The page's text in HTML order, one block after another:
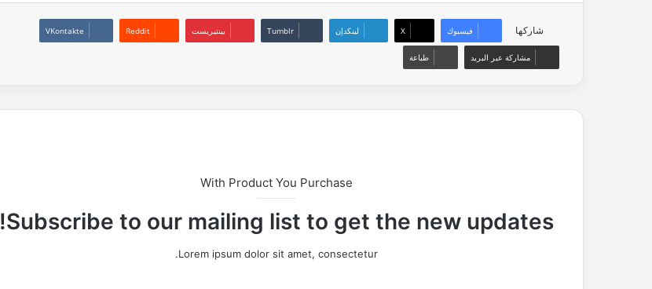
شاركها فيسبوك ‫X لينكدإن بينتيريست
مشاركة عبر البريد طباعة
With Product You Purchase
Subscribe to our mailing list to get the new updates!
Lorem ipsum dolor sit amet, consectetur.